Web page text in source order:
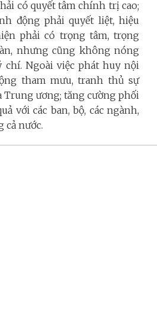
có quyết tâm chính trị cao;
động phải quyết liệt, hiệu
phải có trọng tâm, trọng
nhưng cũng không nóng
chí. Ngoài việc phát huy nội
tham mưu, tranh thủ sự
Trung ương; tăng cường phối
với các ban, bộ, các ngành,
cả nước.